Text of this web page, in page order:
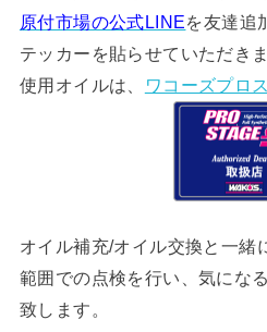
原付市場の公式LINEを友達追
テッカーを貼らせていただきま
使用オイルは、
ワコーズプロ
オイル補充/オイル交換と一緒
範囲での点検を行い、気にな
致します。